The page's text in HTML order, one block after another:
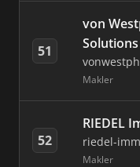
51
von
Solutions
Makler
52
RIEDEL
riedel-
Makler